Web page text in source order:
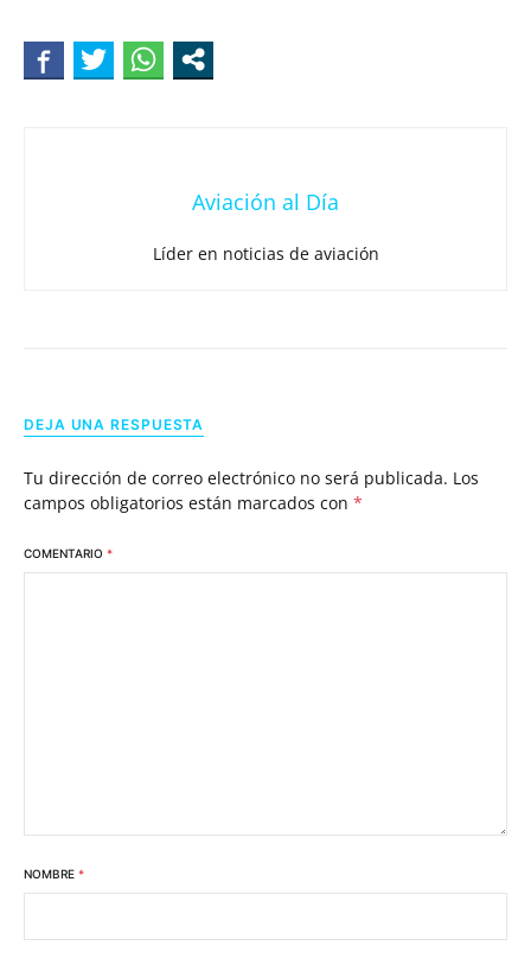
Aviación al Día
Líder en noticias de aviación
DEJA UNA RESPUESTA
Tu dirección de correo electrónico no será publicada. Los
campos obligatorios están marcados con *
COMENTARIO *
NOMBRE *